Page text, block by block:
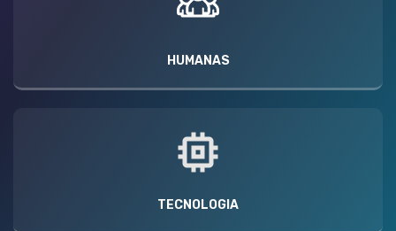
HUMANAS
TECNOLOGIA